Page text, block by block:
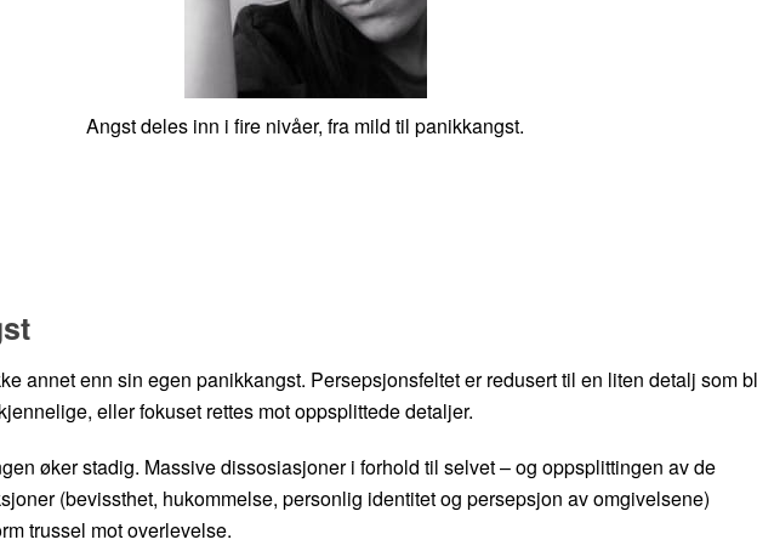
Angst deles inn i fire nivåer, fra mild til panikkangst.
annet enn sin egen panikkangst. Persepsjonsfeltet er redusert til en liten detalj som
eller fokuset rettes mot oppsplittede detaljer.
øker stadig. Massive dissosiasjoner i forhold til selvet – og oppsplittingen av de
(bevissthet, hukommelse, personlig identitet og persepsjon av omgivelsene)
trussel mot overlevelse.